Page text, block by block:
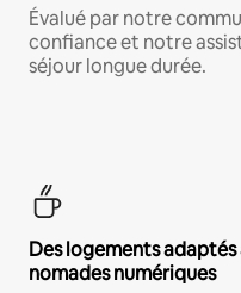
Évalué par notre
confiance et notre
séjour longue durée.
Des logements
nomades numériques